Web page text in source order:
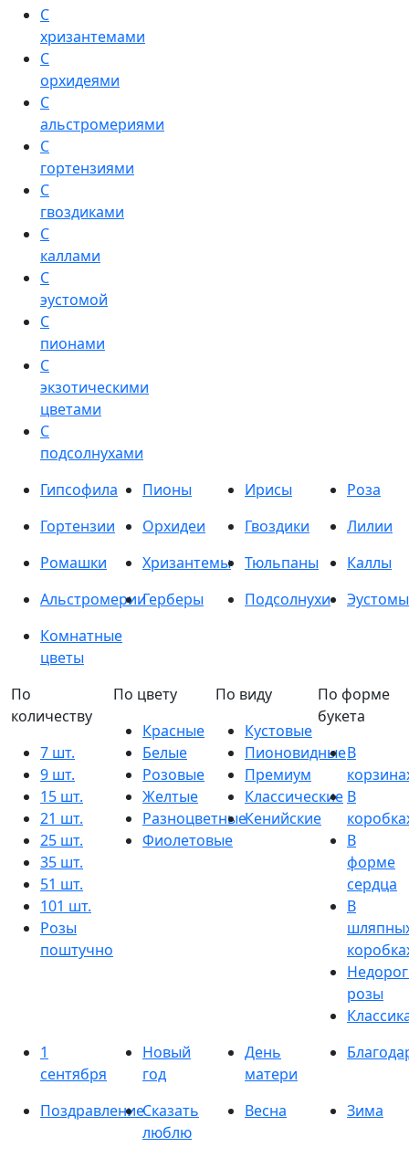
С
хризантемами
С
орхидеями
С
альстромериями
С
гортензиями
С
гвоздиками
С
каллами
С
эустомой
С
пионами
С
экзотическими
цветами
С
подсолнухами
Гипсофила
Пионы Ирисы
Роза
Гортензии
Орхидеи Гвоздики
Лилии
Ромашки
Хризантемы Тюльпаны
Каллы
АльстромерииГерберы Подсолнухи
Эустомы
Комнатные
цветы
По
количеству
7 шт.
9 шт.
15 шт.
21 шт.
25 шт.
35 шт.
51 шт.
101 шт.
Розы
поштучно
По цвету
Красные
Белые
Розовые
Желтые
Разноцветные
Фиолетовые
По виду
Кустовые
Пионовидные
Премиум
Классические
Кенийские
По форме
букета
В
В
В
форме
сердца
В
розы
1
сентября
Новый
год
День
матери
ПоздравлениеСказать
люблю
Весна Зима